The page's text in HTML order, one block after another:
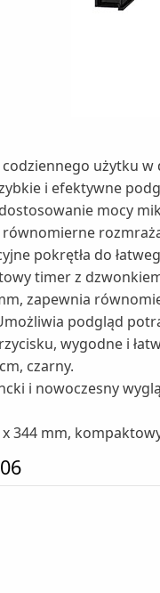
użytku
i efektywne
mocy
równomierne
pokrętła do
timer z
zapewnia
podgląd
wygodne i
czarny.
i nowoczesny
x 344 mm,